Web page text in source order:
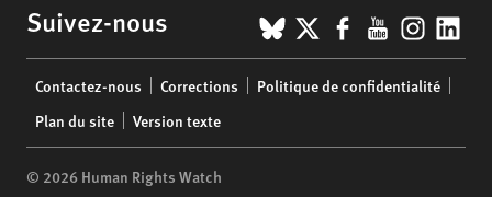
Suivez-nous BlueSky
X Facebook
YouTube
menu
Contactez-nous Corrections
Politique de confidentialité
Plan du site
Version texte
© 2026 Human Rights Watch